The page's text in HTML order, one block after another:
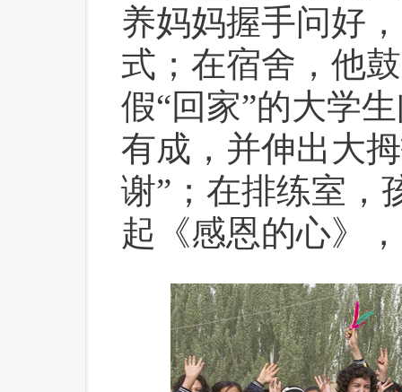
养妈妈握手问好
式；在宿舍，他
假“回家”的大学
有成，并伸出大
谢”；在排练室，
起《感恩的心》